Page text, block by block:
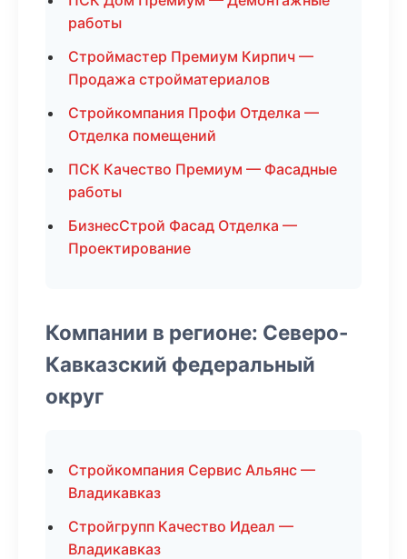
работы
Строймастер Премиум Кирпич —
Продажа стройматериалов
Стройкомпания Профи Отделка —
Отделка помещений
ПСК Качество Премиум — Фасадные
работы
БизнесСтрой Фасад Отделка —
Проектирование
Компании в регионе: Северо-
Кавказский федеральный
округ
Стройкомпания Сервис Альянс —
Владикавказ
Стройгрупп Качество Идеал —
Владикавказ